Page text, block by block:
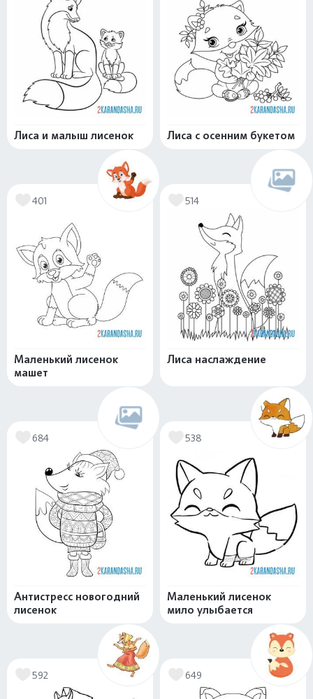
Лиса и малыш лисенок Лиса с осенним букетом
401
Маленький лисенок
машет
514
Лиса наслаждение
684
Антистресс новогодний
лисенок
538
Маленький лисенок
мило улыбается
592 649